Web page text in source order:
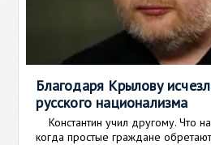
Благодаря Крылову
русского национализма
Константин учил другому. Что
когда простые граждане